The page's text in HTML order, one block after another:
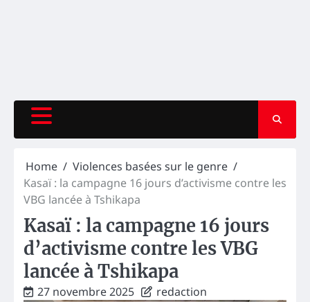
Home
Violences basées sur le genre
Kasaï : la campagne 16 jours d’activisme contre les
VBG lancée à Tshikapa
Kasaï : la campagne 16 jours
d’activisme contre les VBG
lancée à Tshikapa
27 novembre 2025 redaction